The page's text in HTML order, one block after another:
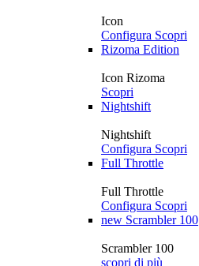
Icon
Configura Scopri
Rizoma Edition
Icon Rizoma
Scopri
Nightshift
Nightshift
Configura Scopri
Full Throttle
Full Throttle
Configura Scopri
new Scrambler 100
Scrambler 100
scopri di più